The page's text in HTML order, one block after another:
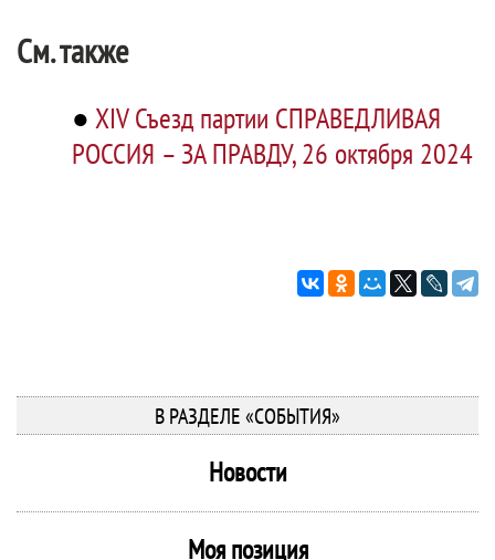
См. также
● XIV Съезд партии СПРАВЕДЛИВАЯ
РОССИЯ – ЗА ПРАВДУ, 26 октября 2024
В РАЗДЕЛЕ «СОБЫТИЯ»
Новости
Моя позиция